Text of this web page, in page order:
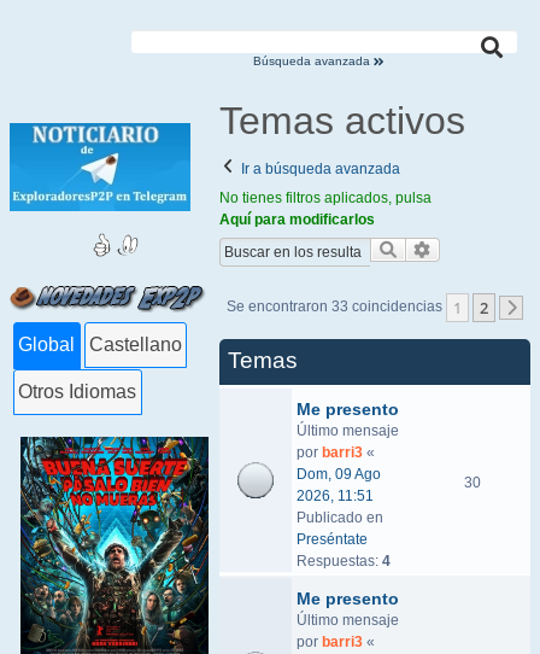
Búsqueda avanzada
Global Castellano
Otros Idiomas
Temas activos
Ir a búsqueda avanzada
No tienes filtros aplicados, pulsa
Aquí para modificarlos
Buscar
Se encontraron 33 coincidencias 1 2
Temas
Me presento
Último mensaje
por barri3 «
Dom, 09 Ago
2026, 11:51
Publicado en
Preséntate
Respuestas: 4
30
Me presento
Último mensaje
por barri3 «